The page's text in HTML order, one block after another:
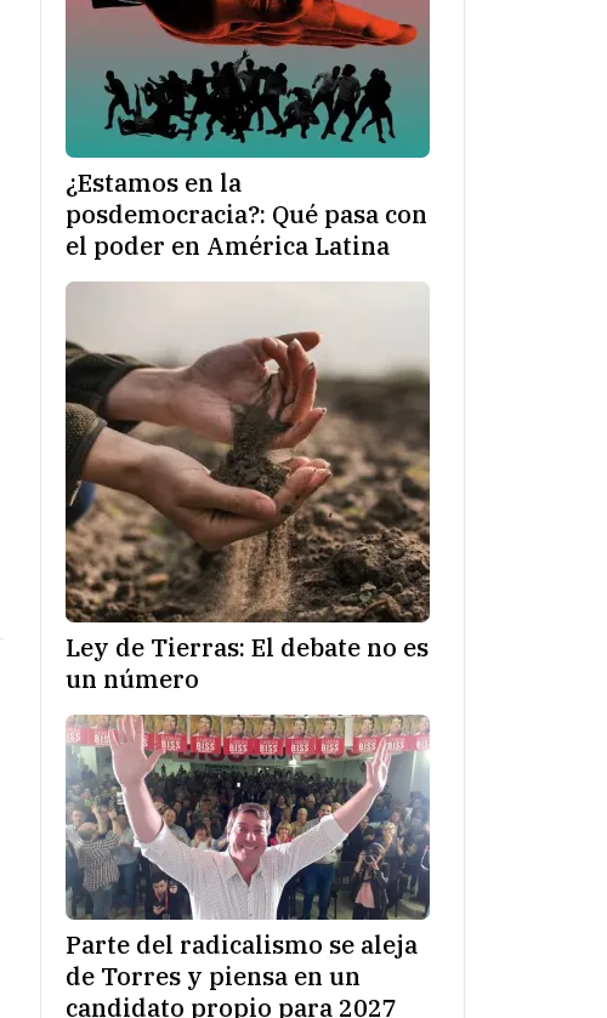
¿Estamos en la
posdemocracia?: Qué pasa con
el poder en América Latina
Ley de Tierras: El debate no es
un número
Parte del radicalismo se aleja
de Torres y piensa en un
candidato propio para 2027